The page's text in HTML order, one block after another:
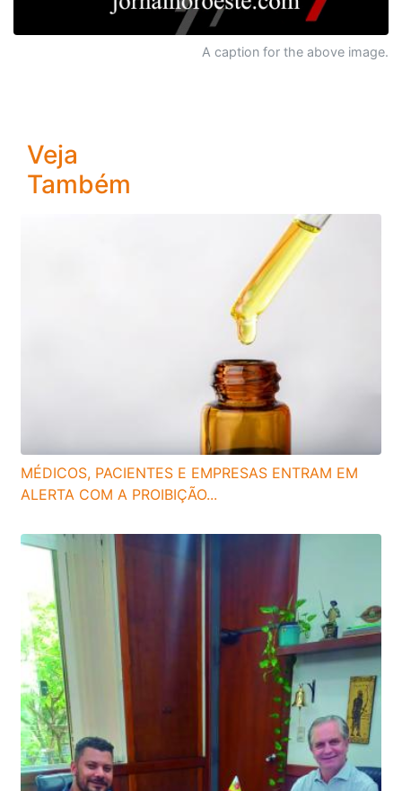
A caption for the above image.
Veja
Também
MÉDICOS, PACIENTES E EMPRESAS ENTRAM EM
ALERTA COM A PROIBIÇÃO...